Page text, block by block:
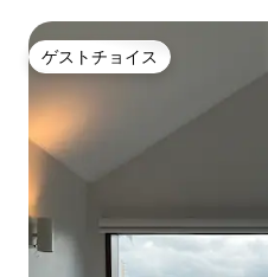
ゲストチョイス
ゲストチョイス